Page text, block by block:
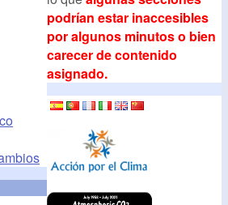
podrían estar inaccesibles
por algunos minutos o bien
carecer de contenido
asignado.